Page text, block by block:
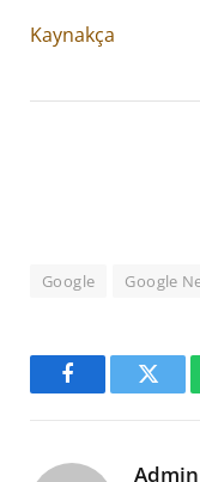
Kaynakça
Google Google
Facebook
Admin